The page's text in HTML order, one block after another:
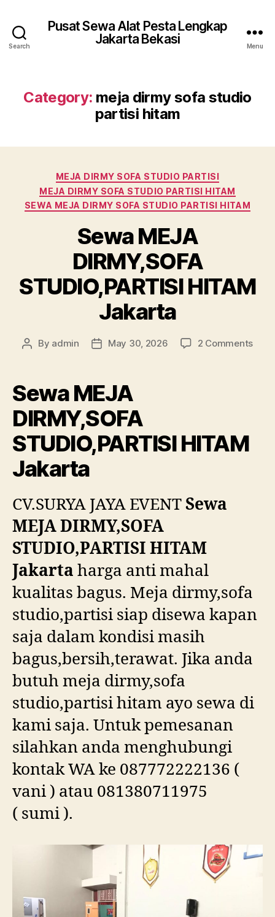
Search
Pusat Sewa Alat Pesta Lengkap
Jakarta Bekasi
Menu
Category: meja dirmy sofa studio
partisi hitam
Categories
MEJA DIRMY SOFA STUDIO PARTISI
MEJA DIRMY SOFA STUDIO PARTISI HITAM
SEWA MEJA DIRMY SOFA STUDIO PARTISI HITAM
Sewa MEJA
DIRMY,SOFA
STUDIO,PARTISI HITAM
Jakarta
Post
By admin
PostMay 30, 2026 2 Commentson
Sewa MEJA
DIRMY,SOFA
STUDIO,PARTISI HITAM
Jakarta
CV.SURYA JAYA EVENTSewa
MEJA DIRMY,SOFA
STUDIO,PARTISI HITAM
Jakarta harga anti mahal
kualitas bagus. Meja dirmy,sofa
studio,partisi siap disewa kapan
saja dalam kondisi masih
bagus,bersih,terawat. Jika anda
butuh meja dirmy,sofa
studio,partisi hitam ayo sewa di
kami saja. Untuk pemesanan
silahkan anda menghubungi
kontak WA ke 087772222136 (
vani ) atau 081380711975
( sumi ).